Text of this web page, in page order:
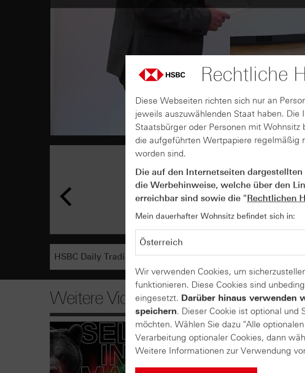
AUGUST
04
Der
Weitere Videos
Rechtliche
Diese Webseiten richten sich nur an
jeweils auszuwählenden Staat haben.
Staatsbürger oder Personen mit
die aufgeführten Wertpapiere regelmäßig
worden sind.
Die auf den Internetseiten
die Werbehinweise, welche über den
erreichbar sind sowie die "Rechtlichen
Mein dauerhafter Wohnsitz befindet sich in:
Wir verwenden Cookies, um
funktionieren. Diese Cookies sind
eingesetzt. Darüber hinaus verwenden
speichern. Dieser Cookie ist optional und
möchten. Wählen Sie dazu "Alle
Verarbeitung optionaler Cookies, dann
Weitere Informationen zur Verwendung